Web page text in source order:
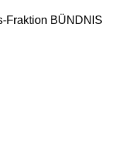
Fraktion BÜNDNIS